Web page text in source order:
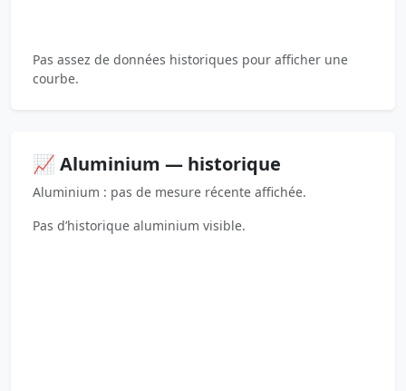
Pas assez de données historiques pour afficher une
courbe.
📈 Aluminium — historique
Aluminium : pas de mesure récente affichée.
Pas d’historique aluminium visible.